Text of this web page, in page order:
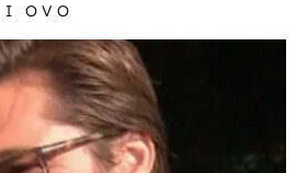
I OVO